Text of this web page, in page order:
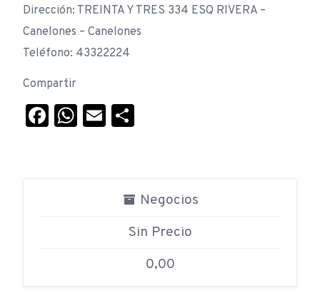
Dirección: TREINTA Y TRES 334 ESQ RIVERA –
Canelones – Canelones
Teléfono: 43322224
Compartir
Facebook
WhatsApp
Email
Negocios
Sin Precio
0,00